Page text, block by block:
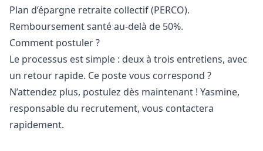
Plan d’épargne retraite collectif (PERCO).
Remboursement santé au-delà de 50%.
Comment postuler ?
Le processus est simple : deux à trois entretiens, avec
un retour rapide. Ce poste vous correspond ?
N’attendez plus, postulez dès maintenant ! Yasmine,
responsable du recrutement, vous contactera
rapidement.